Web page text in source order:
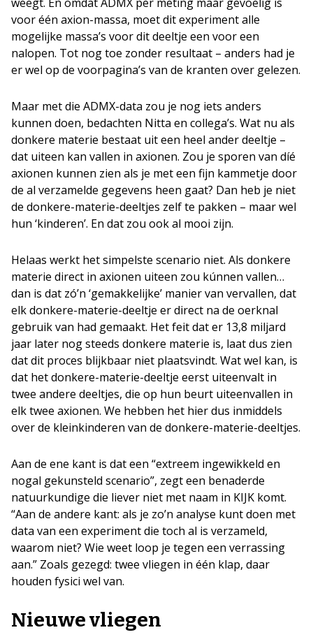
weegt. En omdat ADMX per meting maar gevoelig is
voor één axion-massa, moet dit experiment alle
mogelijke massa’s voor dit deeltje een voor een
nalopen. Tot nog toe zonder resultaat – anders had je
er wel op de voorpagina’s van de kranten over gelezen.
Maar met die ADMX-data zou je nog iets anders
kunnen doen, bedachten Nitta en collega’s. Wat nu als
donkere materie bestaat uit een heel ander deeltje –
dat uiteen kan vallen in axionen. Zou je sporen van díé
axionen kunnen zien als je met een fijn kammetje door
de al verzamelde gegevens heen gaat? Dan heb je niet
de donkere-materie-deeltjes zelf te pakken – maar wel
hun ‘kinderen’. En dat zou ook al mooi zijn.
Helaas werkt het simpelste scenario niet. Als donkere
materie direct in axionen uiteen zou kúnnen vallen…
dan is dat zó’n ‘gemakkelijke’ manier van vervallen, dat
elk donkere-materie-deeltje er direct na de oerknal
gebruik van had gemaakt. Het feit dat er 13,8 miljard
jaar later nog steeds donkere materie is, laat dus zien
dat dit proces blijkbaar niet plaatsvindt. Wat wel kan, is
dat het donkere-materie-deeltje eerst uiteenvalt in
twee andere deeltjes, die op hun beurt uiteenvallen in
elk twee axionen. We hebben het hier dus inmiddels
over de kleinkinderen van de donkere-materie-deeltjes.
Aan de ene kant is dat een “extreem ingewikkeld en
nogal gekunsteld scenario”, zegt een benaderde
natuurkundige die liever niet met naam in KIJK komt.
“Aan de andere kant: als je zo’n analyse kunt doen met
data van een experiment die toch al is verzameld,
waarom niet? Wie weet loop je tegen een verrassing
aan.” Zoals gezegd: twee vliegen in één klap, daar
houden fysici wel van.
Nieuwe vliegen